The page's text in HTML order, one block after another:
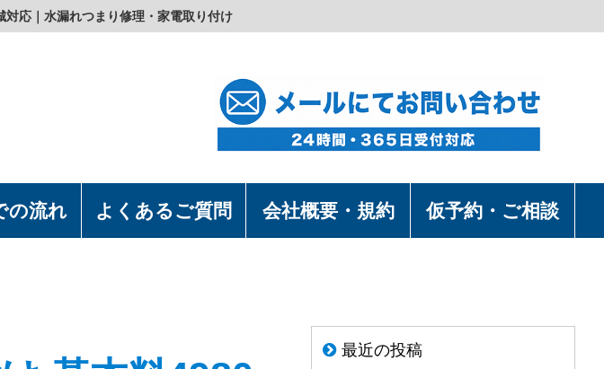
応｜水漏れつまり修理・家電取り付け
の流れ よくあるご質問 会社概要・規約 仮予約・ご相談
最近の投稿